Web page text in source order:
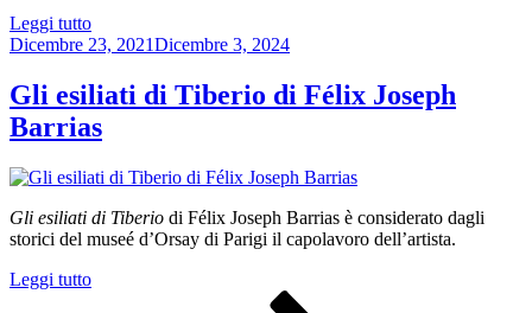
Leggi tutto“La
mano
Costantino”
Pubblicato
Dicembre 23, 2021Dicembre 3, 2024
Gli esiliati di Tiberio di Félix Joseph
Barrias
Gli esiliati di Tiberio di Félix Joseph Barrias è considerato dagli
storici del museé d’Orsay di Parigi il capolavoro dell’artista.
Leggi tutto“Gli